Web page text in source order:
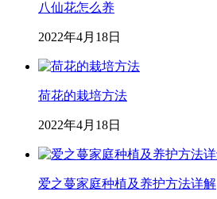
八仙花怎么养
2022年4月18日
荷花的栽培方法
2022年4月18日
爱之蔓家庭种植及养护方法详解